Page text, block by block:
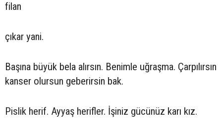
filan
çıkar yani.
Başına büyük bela alırsın. Benimle uğraşma. Çarpılırsın
kanser olursun geberirsin bak.
Pislik herif. Ayyaş herifler. İşiniz gücünüz karı kız.